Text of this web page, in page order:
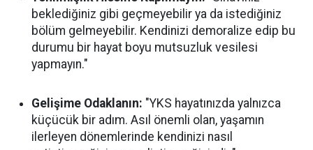
beklediğiniz gibi geçmeyebilir ya da istediğiniz
bölüm gelmeyebilir. Kendinizi demoralize edip bu
durumu bir hayat boyu mutsuzluk vesilesi
yapmayın."
Gelişime Odaklanın: "YKS hayatınızda yalnızca
küçücük bir adım. Asıl önemli olan, yaşamın
ilerleyen dönemlerinde kendinizi nasıl